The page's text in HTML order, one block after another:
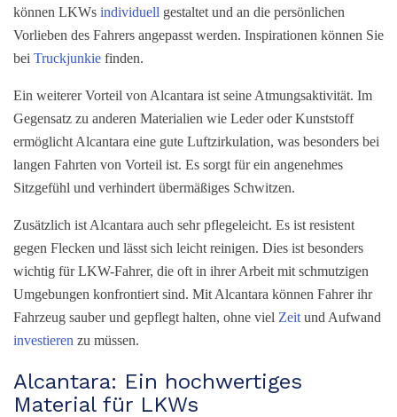
können LKWs individuell gestaltet und an die persönlichen
Vorlieben des Fahrers angepasst werden. Inspirationen können Sie
bei Truckjunkie finden.
Ein weiterer Vorteil von Alcantara ist seine Atmungsaktivität. Im
Gegensatz zu anderen Materialien wie Leder oder Kunststoff
ermöglicht Alcantara eine gute Luftzirkulation, was besonders bei
langen Fahrten von Vorteil ist. Es sorgt für ein angenehmes
Sitzgefühl und verhindert übermäßiges Schwitzen.
Zusätzlich ist Alcantara auch sehr pflegeleicht. Es ist resistent
gegen Flecken und lässt sich leicht reinigen. Dies ist besonders
wichtig für LKW-Fahrer, die oft in ihrer Arbeit mit schmutzigen
Umgebungen konfrontiert sind. Mit Alcantara können Fahrer ihr
Fahrzeug sauber und gepflegt halten, ohne viel Zeit und Aufwand
investieren zu müssen.
Alcantara: Ein hochwertiges
Material für LKWs